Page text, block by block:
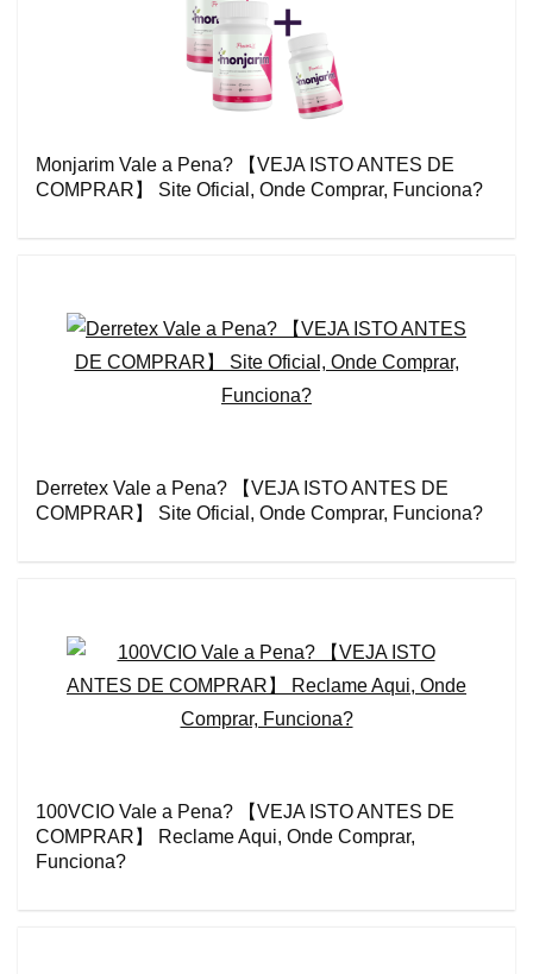
Monjarim Vale a Pena? 【VEJA ISTO ANTES DE
COMPRAR】 Site Oficial, Onde Comprar, Funciona?
Derretex Vale a Pena? 【VEJA ISTO ANTES DE
COMPRAR】 Site Oficial, Onde Comprar, Funciona?
100VCIO Vale a Pena? 【VEJA ISTO ANTES DE
COMPRAR】 Reclame Aqui, Onde Comprar,
Funciona?